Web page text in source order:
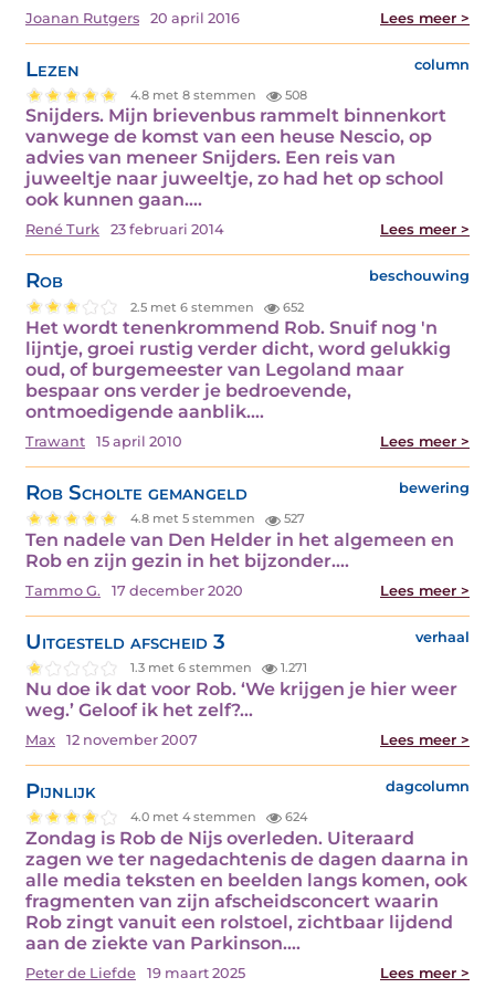
Joanan Rutgers 20 april 2016 Lees meer >
Lezen column
4.8 met 8 stemmen 508
Snijders. Mijn brievenbus rammelt binnenkort
vanwege de komst van een heuse Nescio, op
advies van meneer Snijders. Een reis van
juweeltje naar juweeltje, zo had het op school
ook kunnen gaan.…
René Turk 23 februari 2014 Lees meer >
Rob beschouwing
2.5 met 6 stemmen 652
Het wordt tenenkrommend Rob. Snuif nog 'n
lijntje, groei rustig verder dicht, word gelukkig
oud, of burgemeester van Legoland maar
bespaar ons verder je bedroevende,
ontmoedigende aanblik.…
Trawant 15 april 2010 Lees meer >
Rob Scholte gemangeld bewering
4.8 met 5 stemmen 527
Ten nadele van Den Helder in het algemeen en
Rob en zijn gezin in het bijzonder.…
Tammo G. 17 december 2020 Lees meer >
Uitgesteld afscheid 3 verhaal
1.3 met 6 stemmen 1.271
Nu doe ik dat voor Rob. ‘We krijgen je hier weer
weg.’ Geloof ik het zelf?…
Max 12 november 2007 Lees meer >
Pijnlijk dagcolumn
4.0 met 4 stemmen 624
Zondag is Rob de Nijs overleden. Uiteraard
zagen we ter nagedachtenis de dagen daarna in
alle media teksten en beelden langs komen, ook
fragmenten van zijn afscheidsconcert waarin
Rob zingt vanuit een rolstoel, zichtbaar lijdend
aan de ziekte van Parkinson.…
Peter de Liefde 19 maart 2025 Lees meer >